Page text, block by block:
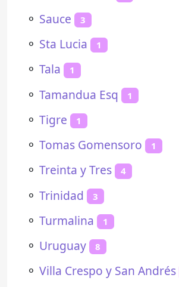
⚬ Sauce 3
⚬ Sta Lucia 1
⚬ Tala 1
⚬ Tamandua Esq 1
⚬ Tigre 1
⚬ Tomas Gomensoro 1
⚬ Treinta y Tres 4
⚬ Trinidad 3
⚬ Turmalina 1
⚬ Uruguay 8
⚬ Villa Crespo y San Andrés